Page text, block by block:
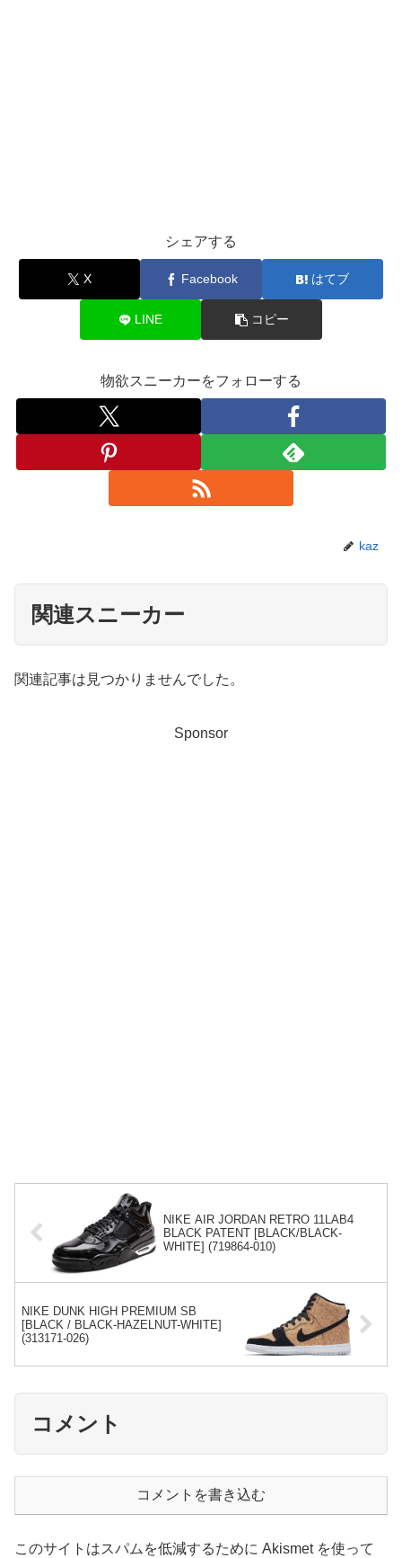
シェアする
X Facebook はてブ
LINE コピー
物欲スニーカーをフォローする
kaz
関連スニーカー
関連記事は見つかりませんでした。
Sponsor
NIKE AIR JORDAN RETRO 11LAB4
BLACK PATENT [BLACK/BLACK-
WHITE] (719864-010)
NIKE DUNK HIGH PREMIUM SB
[BLACK / BLACK-HAZELNUT-WHITE]
(313171-026)
コメント
コメントを書き込む
このサイトはスパムを低減するために Akismet を使って